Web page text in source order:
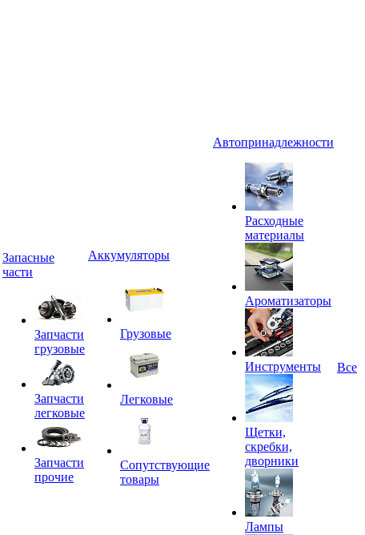
Запасные
части
Запчасти
грузовые
Запчасти
легковые
Запчасти
прочие
Аккумуляторы
Грузовые
Легковые
Сопутствующие
товары
Автопринадлежности
Расходные
материалы
Ароматизаторы
Инструменты
Щетки,
скребки,
дворники
Лампы
Все